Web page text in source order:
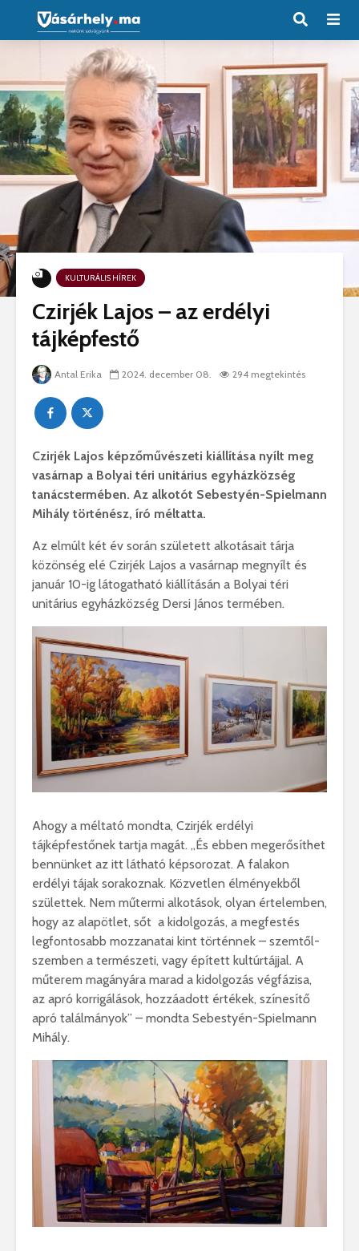
KULTURÁLIS HÍREK
Czirjék Lajos – az erdélyi
tájképfestő
Antal Erika 2024. december 08. 294 megtekintés
Czirjék Lajos képzőművészeti kiállítása nyílt meg
vasárnap a Bolyai téri unitárius egyházközség
tanácstermében. Az alkotót Sebestyén-Spielmann
Mihály történész, író méltatta.
Az elmúlt két év során született alkotásait tárja
közönség elé Czirjék Lajos a vasárnap megnyílt és
január 10-ig látogatható kiállításán a Bolyai téri
unitárius egyházközség Dersi János termében.
Ahogy a méltató mondta, Czirjék erdélyi
tájképfestőnek tartja magát. ,,És ebben megerősíthet
bennünket az itt látható képsorozat. A falakon
erdélyi tájak sorakoznak. Közvetlen élményekből
születtek. Nem műtermi alkotások, olyan értelemben,
hogy az alapötlet, sőt a kidolgozás, a megfestés
legfontosabb mozzanatai kint történnek – szemtől-
szemben a természeti, vagy épített kultúrtájjal. A
műterem magányára marad a kidolgozás végfázisa,
az apró korrigálások, hozzáadott értékek, színesítő
apró találmányok” – mondta Sebestyén-Spielmann
Mihály.